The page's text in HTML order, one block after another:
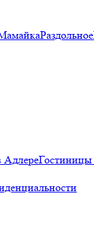
Раздольное
АдлереГостиницы